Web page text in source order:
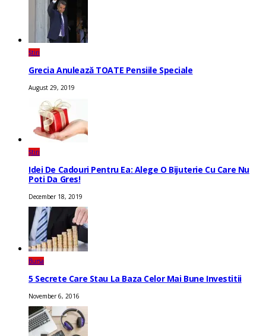
Știri
Grecia Anulează TOATE Pensiile Speciale
August 29, 2019
Știri
Idei De Cadouri Pentru Ea: Alege O Bijuterie Cu Care Nu
Poti Da Gres!
December 18, 2019
Bursa
5 Secrete Care Stau La Baza Celor Mai Bune Investitii
November 6, 2016